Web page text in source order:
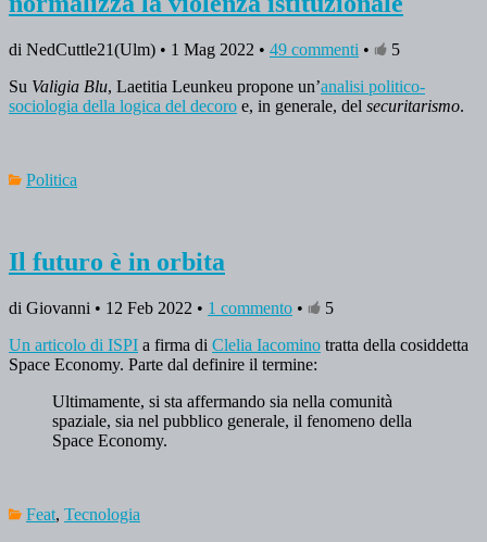
di NedCuttle21(Ulm) • 1 Mag 2022 • 49 commenti •
5
Su Valigia Blu, Laetitia Leunkeu propone un’analisi politico-
sociologia della logica del decoro e, in generale, del securitarismo.
Politica
Il futuro è in orbita
di Giovanni • 12 Feb 2022 • 1 commento •
5
Un articolo di ISPI a firma di Clelia Iacomino tratta della cosiddetta
Space Economy. Parte dal definire il termine:
Ultimamente, si sta affermando sia nella comunità
spaziale, sia nel pubblico generale, il fenomeno della
Space Economy.
Feat, Tecnologia